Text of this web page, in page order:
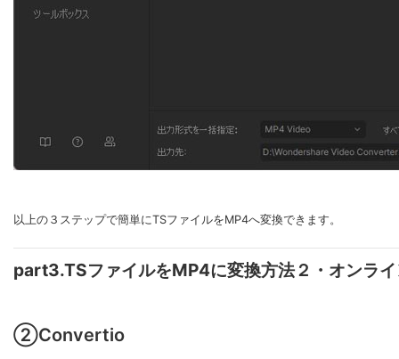
以上の３ステップで簡単にTSファイルをMP4へ変換できます。
part3.TSファイルをMP4に変換方法２・オンラ
②Convertio